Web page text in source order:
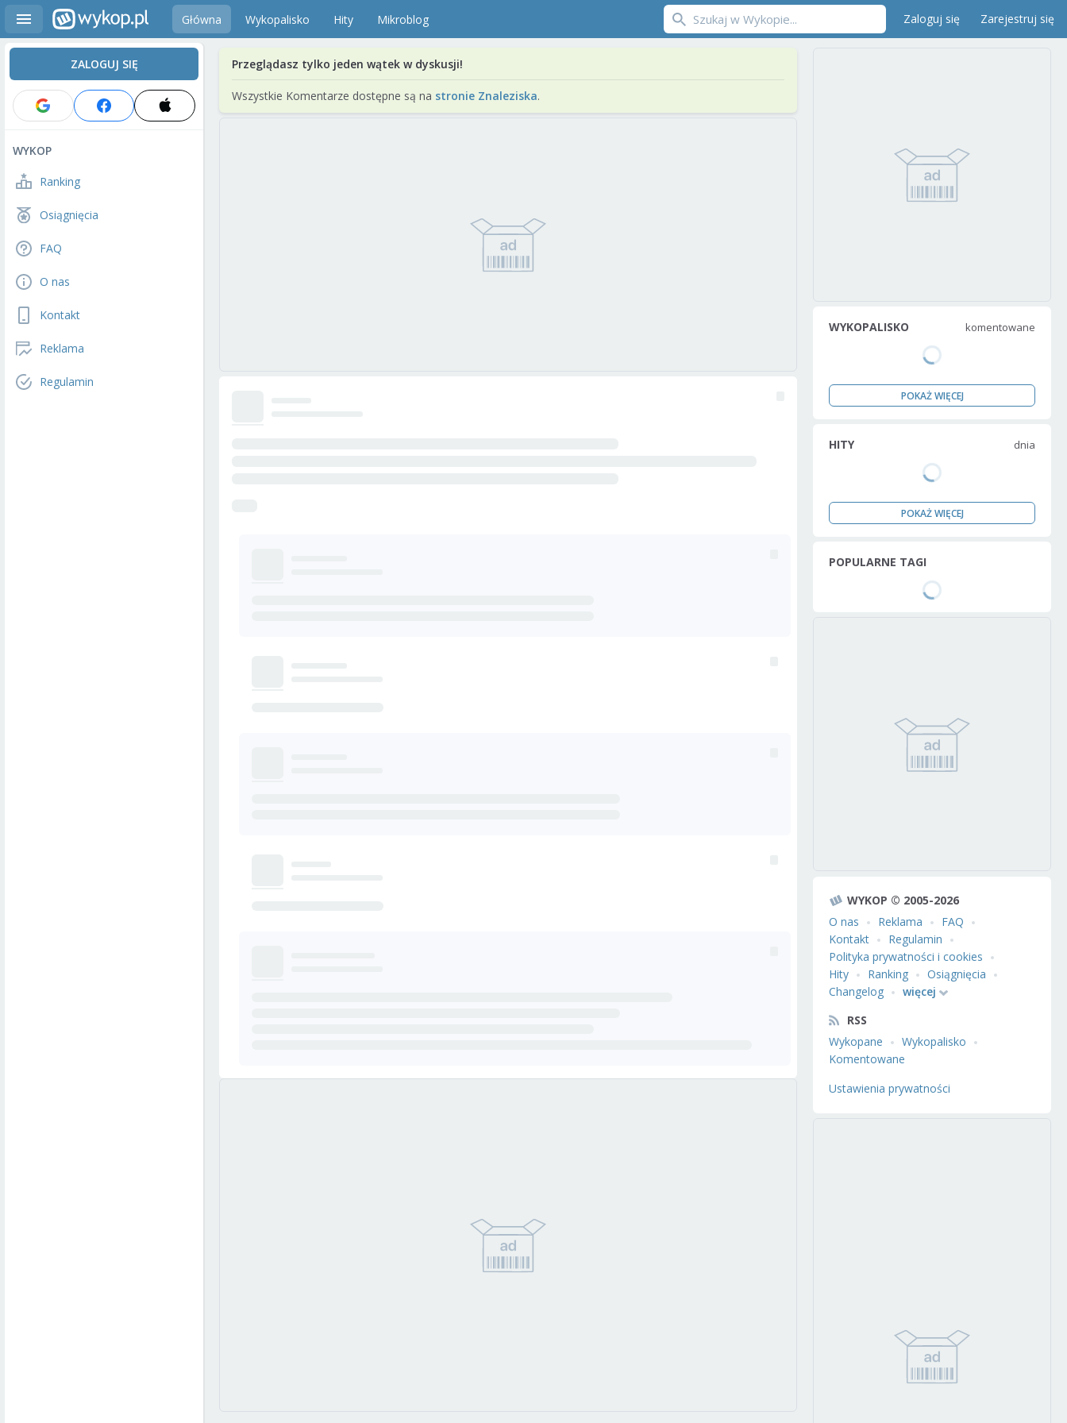
Główna Wykopalisko Hity Mikroblog Zaloguj się Zarejestruj się
ZALOGUJ SIĘ
WYKOP
Ranking
Osiągnięcia
FAQ
O nas
Kontakt
Reklama
Regulamin
Przeglądasz tylko jeden wątek w dyskusji!
Wszystkie Komentarze dostępne są na stronie Znaleziska.
WYKOPALISKO komentowane
POKAŻ WIĘCEJ
HITY dnia
POKAŻ WIĘCEJ
POPULARNE TAGI
WYKOP © 2005-2026
O nas
Reklama
FAQ
Kontakt
Regulamin
Polityka prywatności i cookies
Hity
Ranking
Osiągnięcia
Changelog
więcej
RSS
Wykopane
Wykopalisko
Komentowane
Ustawienia prywatności